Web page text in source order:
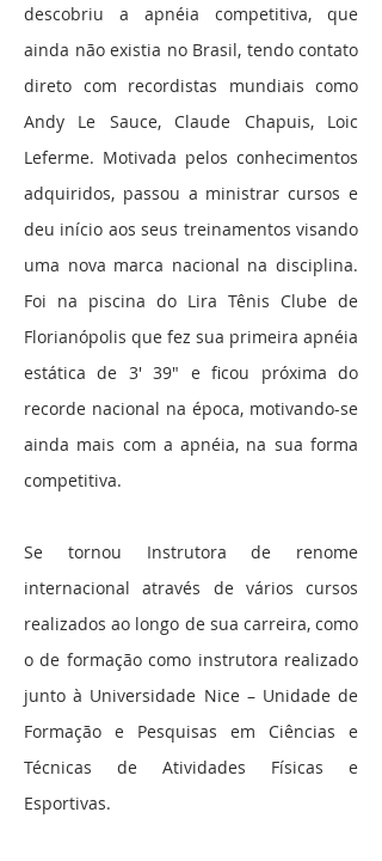
descobriu a apnéia competitiva, que
ainda não existia no Brasil, tendo contato
direto com recordistas mundiais como
Andy Le Sauce, Claude Chapuis, Loic
Leferme. Motivada pelos conhecimentos
adquiridos, passou a ministrar cursos e
deu início aos seus treinamentos visando
uma nova marca nacional na disciplina.
Foi na piscina do Lira Tênis Clube de
Florianópolis que fez sua primeira apnéia
estática de 3′ 39″ e ficou próxima do
recorde nacional na época, motivando-se
ainda mais com a apnéia, na sua forma
competitiva.
Se tornou Instrutora de renome
internacional através de vários cursos
realizados ao longo de sua carreira, como
o de formação como instrutora realizado
junto à Universidade Nice – Unidade de
Formação e Pesquisas em Ciências e
Técnicas de Atividades Físicas e
Esportivas.